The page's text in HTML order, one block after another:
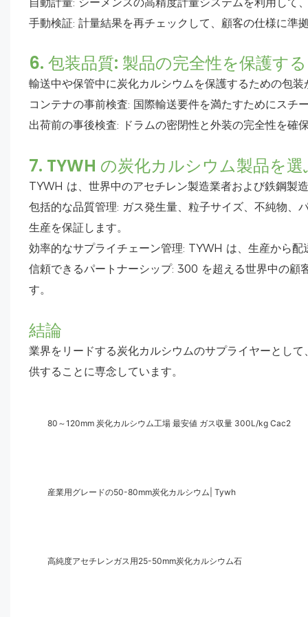
手動検証: 計量結果を再チェックして、顧客の仕様に準
6. 包装品質: 製品の完全性を保護する
輸送中や保管中に炭化カルシウムを保護するための包
コンテナの事前検査: 国際輸送要件を満たすためにスチ
出荷前の事後検査: ドラムの密閉性と外装の完全性を確
7. TYWH の炭化カルシウム製品を
TYWH は、世界中のアセチレン製造業者および鉄鋼製
包括的な品質管理: ガス発生量、粒子サイズ、不純物、
生産を保証します。
効率的なサプライチェーン管理: TYWH は、生産から
信頼できるパートナーシップ: 300 を超える世界中の
す。
結論
業界をリードする炭化カルシウムのサプライヤーとし
供することに専念しています。
80～120mm 炭化カルシウム工場 最安値 ガス収量 300L/kg Cac2
産業用グレードの50-80mm炭化カルシウム| Tywh
高純度アセチレンガス用25-50mm炭化カルシウム石